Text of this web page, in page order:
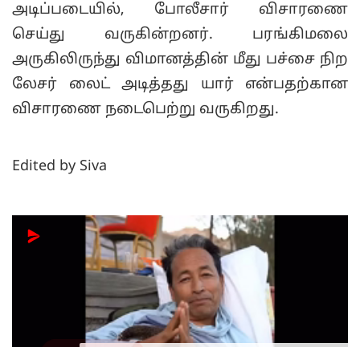
அடிப்படையில், போலீசார் விசாரணை
செய்து வருகின்றனர். பரங்கிமலை
அருகிலிருந்து விமானத்தின் மீது பச்சை நிற
லேசர் லைட் அடித்தது யார் என்பதற்கான
விசாரணை நடைபெற்று வருகிறது.
Edited by Siva